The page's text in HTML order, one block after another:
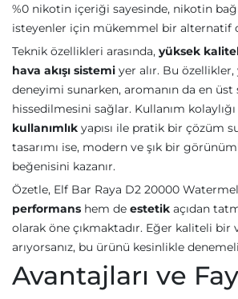
%0 nikotin içeriği sayesinde, nikotin
isteyenler için mükemmel bir alternatif
Teknik özellikleri arasında, yüksek
hava akışı sistemi yer alır. Bu
deneyimi sunarken, aromanın da en üst
hissedilmesini sağlar. Kullanım kolaylığı
kullanımlık yapısı ile pratik bir çözüm
tasarımı ise, modern ve şık bir
beğenisini kazanır.
Özetle, Elf Bar Raya D2 20000
performans hem de estetik açıdan
olarak öne çıkmaktadır. Eğer kaliteli bir
arıyorsanız, bu ürünü kesinlikle
Avantajları ve